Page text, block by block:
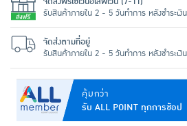
คุ้มกว่า
รับ ALL POINT ทุกการช้อป
รับสินค้าภายใน 2 - 5 วันทำการ หลังชำระเงิน
จัดส่งตามที่อยู่
รับสินค้าภายใน 2 - 5 วันทำการ หลังชำระเงิน